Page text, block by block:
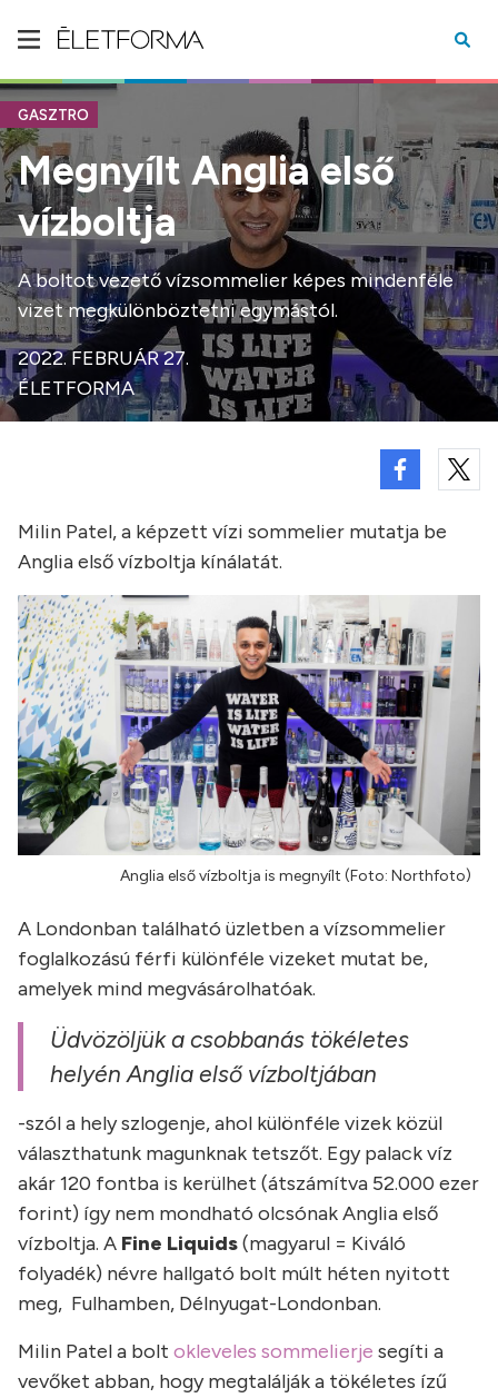
GASZTRO
Megnyílt Anglia első
vízboltja
A boltot vezető vízsommelier képes mindenféle
vizet megkülönböztetni egymástól.
2022. FEBRUÁR 27.
ÉLETFORMA
Milin Patel, a képzett vízi sommelier mutatja be
Anglia első vízboltja kínálatát.
Anglia első vízboltja is megnyílt (Foto: Northfoto)
A Londonban található üzletben a vízsommelier
foglalkozású férfi különféle vizeket mutat be,
amelyek mind megvásárolhatóak.
Üdvözöljük a csobbanás tökéletes
helyén Anglia első vízboltjában
-szól a hely szlogenje, ahol különféle vizek közül
választhatunk magunknak tetszőt. Egy palack víz
akár 120 fontba is kerülhet (átszámítva 52.000 ezer
forint) így nem mondható olcsónak Anglia első
vízboltja. A Fine Liquids(magyarul = Kiváló
folyadék) névre hallgató bolt múlt héten nyitott
meg, Fulhamben, Délnyugat-Londonban.
Milin Patel a bolt okleveles sommelierje segíti a
vevőket abban, hogy megtalálják a tökéletes ízű